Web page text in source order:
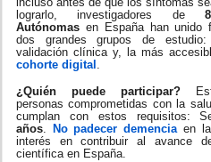
lograrlo, investigadores de
Autónomas en España han unido
dos grandes grupos de
validación clínica y, la más
cohorte digital .
¿Quién puede participar?
personas comprometidas con la
cumplan con estos requisitos:
años. No padecer demenciaen la
interés en contribuir al avance
científica en España.